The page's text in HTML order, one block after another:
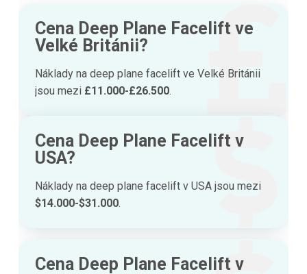
Cena Deep Plane Facelift ve
Velké Británii?
Náklady na deep plane facelift ve Velké Británii
jsou mezi £11.000-£26.500.
Cena Deep Plane Facelift v
USA?
Náklady na deep plane facelift v USA jsou mezi
$14.000-$31.000.
Cena Deep Plane Facelift v